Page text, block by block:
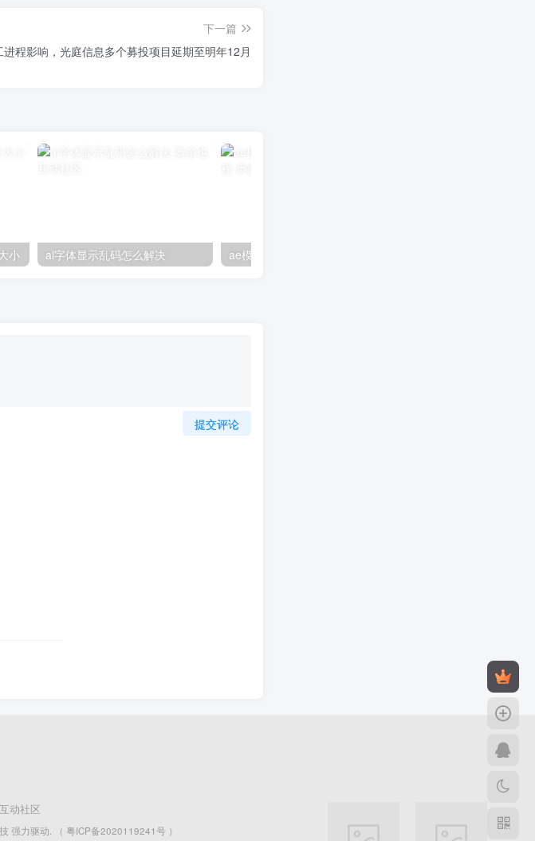
下一篇
进程影响，光庭信息多个募投项目延期至明年12月
小 ai字体显示乱码怎么解决
提交评论
互动社区
强力驱动. （ 粤ICP备2020119241号 ）